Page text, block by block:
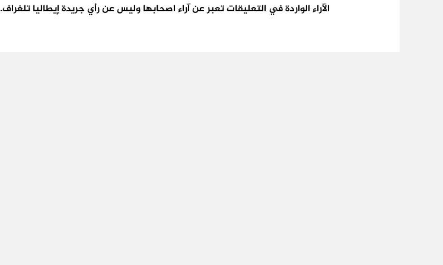
الآراء الواردة في التعليقات تعبر عن آراء اصحابها وليس عن رأي جريدة إيطاليا تلغراف.